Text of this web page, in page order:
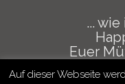
...
Euer
Auf dieser Webseite